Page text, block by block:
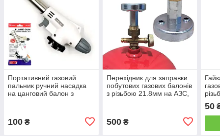
Портативний газовий
пальник ручний насадка
на цанговий балон з
100 ₴
Перехідник для заправки
побутових газових балонів
з різьбою 21.8мм на АЗС,
500₴
50